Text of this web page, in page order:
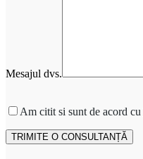
Mesajul dvs.
Am citit si sunt de acord cu